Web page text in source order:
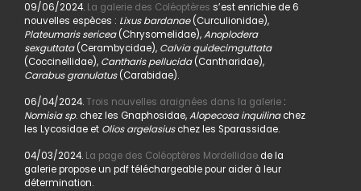
09/06/2024.La galerie des Coléoptères s’est enrichie de 6
nouvelles espèces : Lixus bardanae(Curculionidae),
Plateumaris sericea(Chrysomelidae),Anoplodera
sexguttata(Cerambycidae), Calvia quidecimguttata
(Coccinellidae), Cantharis pellucida(Cantharidae),
Carabus granulatus(Carabidae).
06/04/2024.Trois nouvelles araignées dans la galerie:
Nomisia sp. chez les Gnaphosidae,Alopecosa inquilinachez
les Lycosidae et Olios argelasiuschez les Sparassidae.
04/03/2024. La page des Coléoptères Mordellidaede la
galerie propose un pdf téléchargeable pour aider à leur
détermination.